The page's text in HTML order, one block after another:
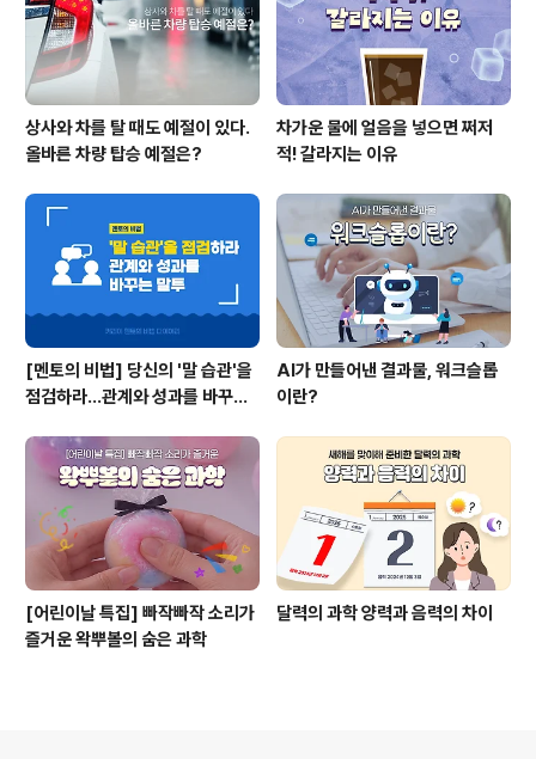
상사와 차를 탈 때도 예절이 있다.
올바른 차량 탑승 예절은?
차가운 물에 얼음을 넣으면 쩌저
적! 갈라지는 이유
[멘토의 비법] 당신의 '말 습관'을
점검하라...관계와 성과를 바꾸는
AI가 만들어낸 결과물, 워크슬롭
이란?
[어린이날 특집] 빠작빠작 소리가
즐거운 왁뿌볼의 숨은 과학
달력의 과학 양력과 음력의 차이